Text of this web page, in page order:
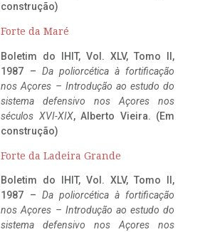
construção)
Forte da Maré
Boletim do IHIT, Vol. XLV, Tomo II,
1987 – Da poliorcética à fortificação
nos Açores – Introdução ao estudo do
sistema defensivo nos Açores nos
séculos XVI-XIX, Alberto Vieira. (Em
construção)
Forte da Ladeira Grande
Boletim do IHIT, Vol. XLV, Tomo II,
1987 – Da poliorcética à fortificação
nos Açores – Introdução ao estudo do
sistema defensivo nos Açores nos